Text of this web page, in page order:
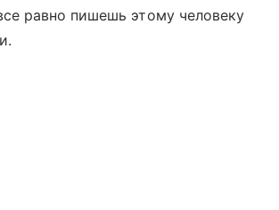
равно пишешь этому человеку